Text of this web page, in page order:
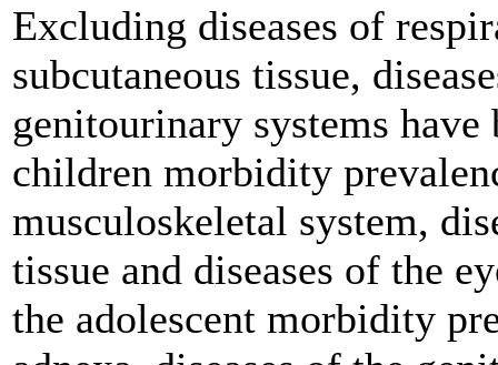
Excluding diseases of
subcutaneous tissue,
genitourinary systems
children morbidity
musculoskeletal system,
tissue and diseases of the
the adolescent morbidity